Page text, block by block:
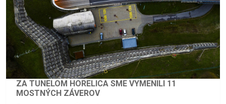
ZA TUNELOM HORELICA SME VYMENILI 11
MOSTNÝCH ZÁVEROV